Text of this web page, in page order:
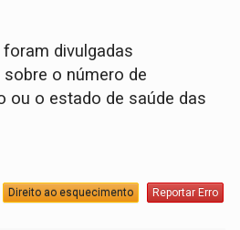
divulgadas
o número de
ou o estado de saúde das
Direito ao esquecimento Reportar Erro